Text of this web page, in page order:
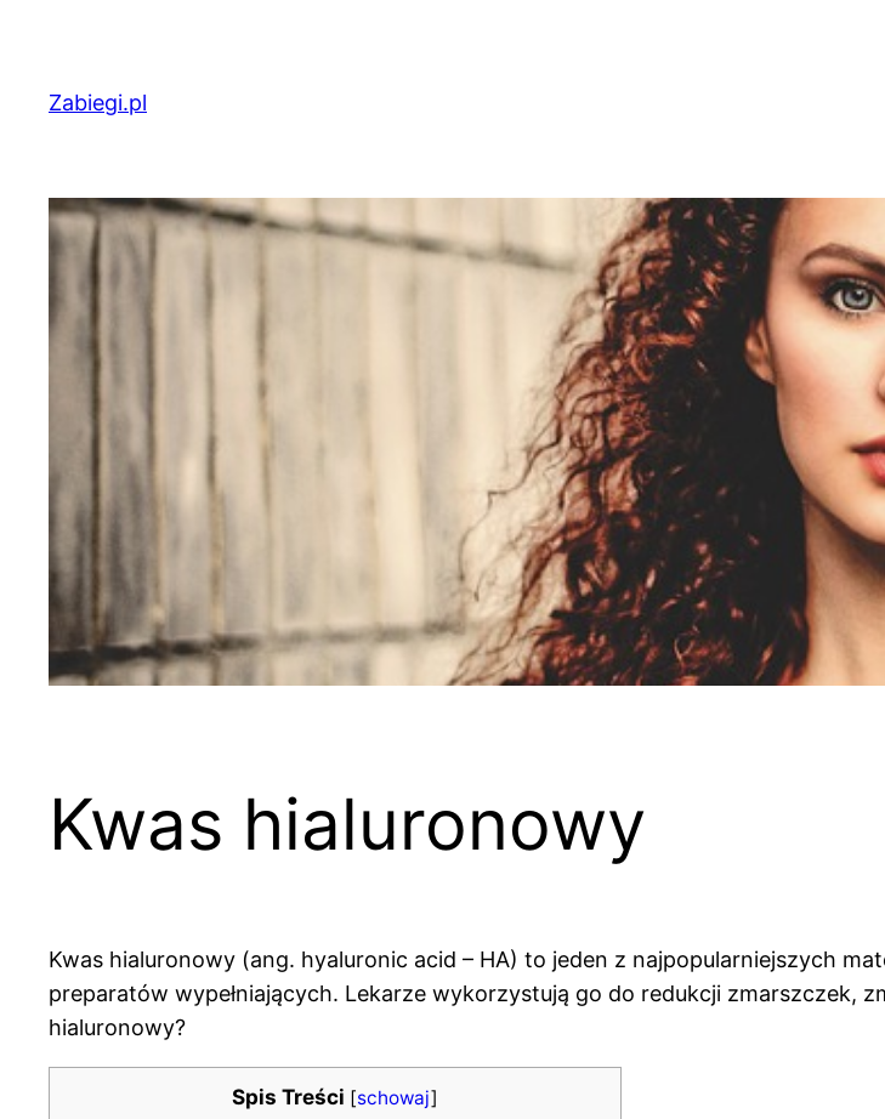
treściZabiegi.pl
Kwas hialuronowy
Kwas hialuronowy (ang. hyaluronic acid – HA) to jeden z najpopularniejszych
preparatów wypełniających. Lekarze wykorzystują go do redukcji zmarszczek,
hialuronowy?
Spis Treści [schowaj]